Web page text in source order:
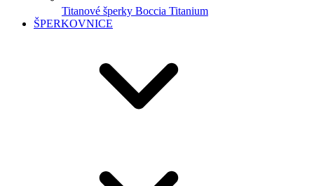
Titanové šperky Boccia Titanium
ŠPERKOVNICE